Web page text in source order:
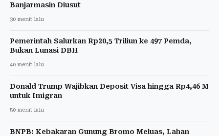
Banjarmasin Diusut
30 menit lalu
Pemerintah Salurkan Rp20,5 Triliun ke 497 Pemda,
Bukan Lunasi DBH
40 menit lalu
Donald Trump Wajibkan Deposit Visa hingga Rp4,46 M
untuk Imigran
50 menit lalu
BNPB: Kebakaran Gunung Bromo Meluas, Lahan